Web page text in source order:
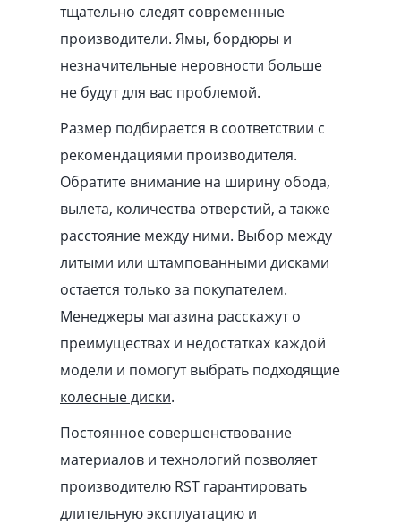
тщательно следят современные
производители. Ямы, бордюры и
незначительные неровности больше
не будут для вас проблемой.
Размер подбирается в соответствии с
рекомендациями производителя.
Обратите внимание на ширину обода,
вылета, количества отверстий, а также
расстояние между ними. Выбор между
литыми или штампованными дисками
остается только за покупателем.
Менеджеры магазина расскажут о
преимуществах и недостатках каждой
модели и помогут выбрать подходящие
колесные диски.
Постоянное совершенствование
материалов и технологий позволяет
производителю RST гарантировать
длительную эксплуатацию и